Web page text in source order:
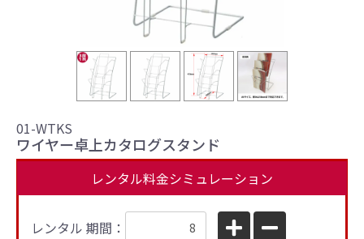
01-WTKS
ワイヤー卓上カタログスタンド
レンタル料金シミュレーション
レンタル 期間：